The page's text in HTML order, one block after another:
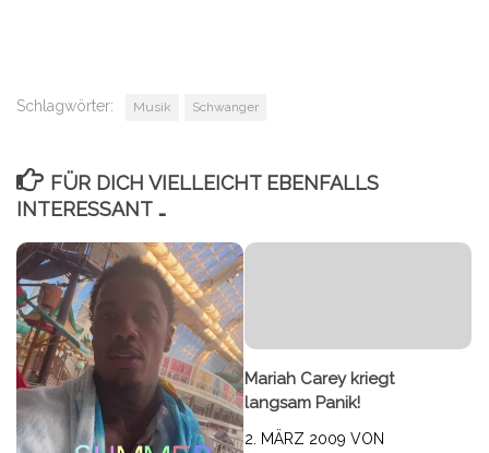
Schlagwörter: Musik Schwanger
FÜR DICH VIELLEICHT EBENFALLS
INTERESSANT …
Mariah Carey kriegt
langsam Panik!
2. MÄRZ 2009 VON